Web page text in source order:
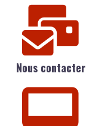
Nous contacter